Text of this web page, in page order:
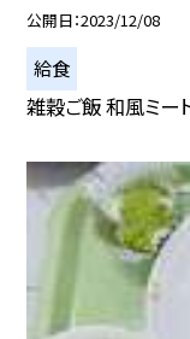
公開日 2023/12/08
給食
雑穀ご飯 和風ミー